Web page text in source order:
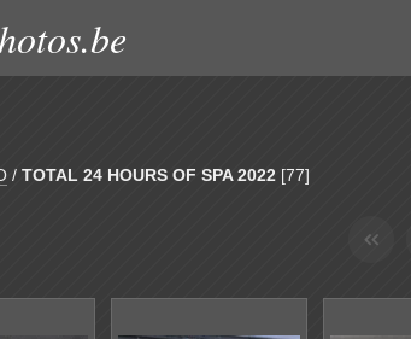
/ TOTAL 24 HOURS OF SPA 2022 [77]